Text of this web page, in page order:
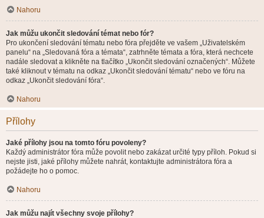
Nahoru
Jak můžu ukončit sledování témat nebo fór?
Pro ukončení sledování tématu nebo fóra přejděte ve vašem „Uživatelském
panelu“ na „Sledovaná fóra a témata“, zatrhněte témata a fóra, která nechcete
nadále sledovat a klikněte na tlačítko „Ukončit sledování označených“. Můžete
také kliknout v tématu na odkaz „Ukončit sledování tématu“ nebo ve fóru na
odkaz „Ukončit sledování fóra“.
Nahoru
Přílohy
Jaké přílohy jsou na tomto fóru povoleny?
Každý administrátor fóra může povolit nebo zakázat určité typy příloh. Pokud si
nejste jisti, jaké přílohy můžete nahrát, kontaktujte administrátora fóra a
požádejte ho o pomoc.
Nahoru
Jak můžu najít všechny svoje přílohy?